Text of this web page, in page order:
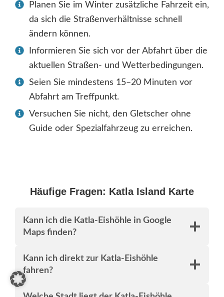
Planen Sie im Winter zusätzliche Fahrzeit ein,
da sich die Straßenverhältnisse schnell
ändern können.
Informieren Sie sich vor der Abfahrt über die
aktuellen Straßen- und Wetterbedingungen.
Seien Sie mindestens 15–20 Minuten vor
Abfahrt am Treffpunkt.
Versuchen Sie nicht, den Gletscher ohne
Guide oder Spezialfahrzeug zu erreichen.
Häufige Fragen: Katla Island Karte
Kann ich die Katla-Eishöhle in Google
Maps finden?
Kann ich direkt zur Katla-Eishöhle
fahren?